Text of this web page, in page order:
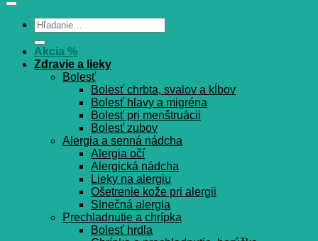
Hľadať:
Akcia %
Zdravie a lieky
Bolesť
Bolesť chrbta, svalov a kĺbov
Bolesť hlavy a migréna
Bolesť pri menštruácii
Bolesť zubov
Alergia a senná nádcha
Alergia očí
Alergická nádcha
Lieky na alergiu
Ošetrenie kože pri alergii
Slnečná alergia
Prechladnutie a chrípka
Bolesť hrdla